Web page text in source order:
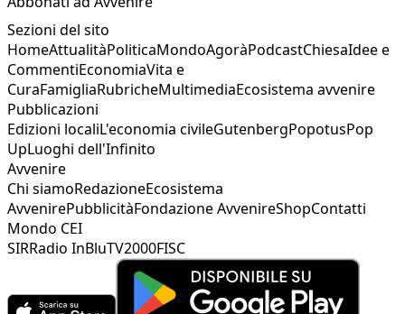
Sezioni del sito
HomeAttualitàPoliticaMondoAgoràPodcastChiesaIdee e
CommentiEconomiaVita e
CuraFamigliaRubricheMultimediaEcosistema avvenire
Pubblicazioni
Edizioni localiL'economia civileGutenbergPopotusPop
UpLuoghi dell'Infinito
Avvenire
Chi siamoRedazioneEcosistema
AvvenirePubblicitàFondazione AvvenireShopContatti
Mondo CEI
SIRRadio InBluTV2000FISC